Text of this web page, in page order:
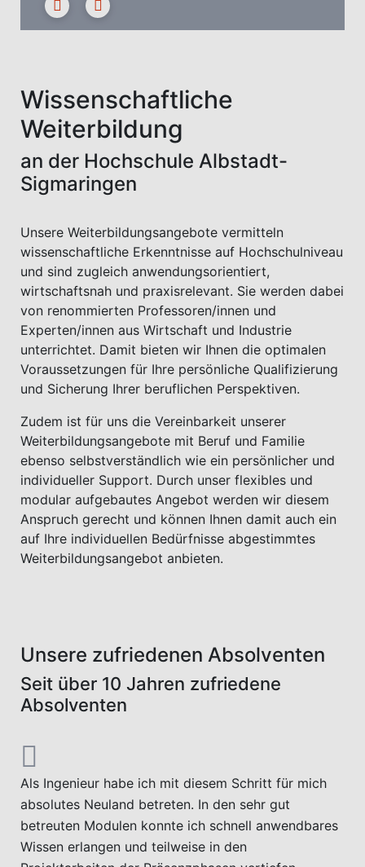
verbessern Ihre
Qualifikationen und schaffen
Wissenschaftliche
Weiterbildung
an der Hochschule Albstadt-
Sigmaringen
Unsere Weiterbildungsangebote vermitteln
wissenschaftliche Erkenntnisse auf Hochschulniveau
und sind zugleich anwendungsorientiert,
wirtschaftsnah und praxisrelevant. Sie werden dabei
von renommierten Professoren/innen und
Experten/innen aus Wirtschaft und Industrie
unterrichtet. Damit bieten wir Ihnen die optimalen
Voraussetzungen für Ihre persönliche Qualifizierung
und Sicherung Ihrer beruflichen Perspektiven.
Zudem ist für uns die Vereinbarkeit unserer
Weiterbildungsangebote mit Beruf und Familie
ebenso selbstverständlich wie ein persönlicher und
individueller Support. Durch unser flexibles und
modular aufgebautes Angebot werden wir diesem
Anspruch gerecht und können Ihnen damit auch ein
auf Ihre individuellen Bedürfnisse abgestimmtes
Weiterbildungsangebot anbieten.
Unsere zufriedenen Absolventen
Seit über 10 Jahren zufriedene
Absolventen
Als Ingenieur habe ich mit diesem Schritt für mich
absolutes Neuland betreten. In den sehr gut
betreuten Modulen konnte ich schnell anwendbares
Wissen erlangen und teilweise in den